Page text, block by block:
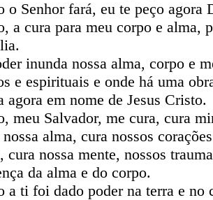
o Senhor fará, eu te peço agora
a cura para meu corpo e alma,
inunda nossa alma, corpo e
e espirituais e onde há uma
agora em nome de Jesus Cristo.
meu Salvador, me cura, cura
alma, cura nossos
cura nossa mente, nossos
da alma e do corpo.
a ti foi dado poder na terra e no